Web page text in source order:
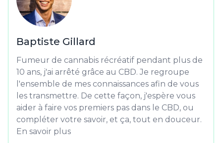
Baptiste Gillard
Fumeur de cannabis récréatif pendant plus de
10 ans, j'ai arrêté grâce au CBD. Je regroupe
l'ensemble de mes connaissances afin de vous
les transmettre. De cette façon, j'espère vous
aider à faire vos premiers pas dans le CBD, ou
compléter votre savoir, et ça, tout en douceur.
En savoir plus